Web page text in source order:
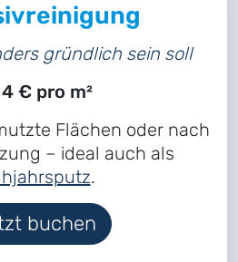
gründlich sein soll
€ pro m²
Flächen oder nach
– ideal auch als
.
buchen